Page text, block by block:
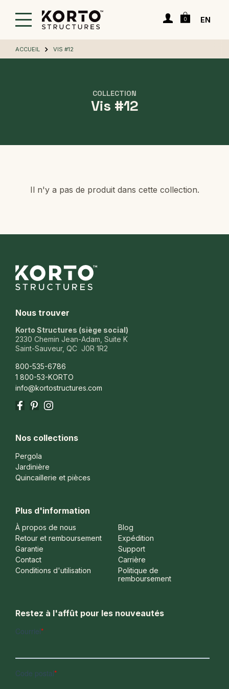
Connexion
Panier
0 EN
ACCUEIL VIS #12
COLLECTION
Vis #12
Il n'y a pas de produit dans cette collection.
Nous trouver
Korto Structures (siège social)
2330 Chemin Jean-Adam, Suite K
Saint-Sauveur, QC J0R 1R2
800-535-6786
1 800-53-KORTO
info@kortostructures.com
Facebook
Pinterest
Instagram
Nos collections
Pergola
Jardinière
Quincaillerie et pièces
Plus d'information
À propos de nous
Blog
Retour et remboursement
Expédition
Garantie
Support
Contact
Carrière
Conditions d'utilisation
Politique de
remboursement
Restez à l'affût pour les nouveautés